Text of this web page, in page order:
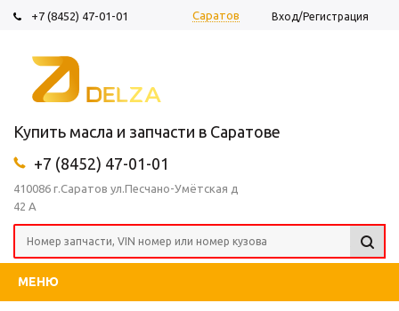
Саратов
+7 (8452) 47-01-01 Вход/Регистрация
МЕНЮ
Купить масла и запчасти в Саратове
410086 г.Саратов ул.Песчано-Умётская д
42 А
+7 (8452) 47-01-01